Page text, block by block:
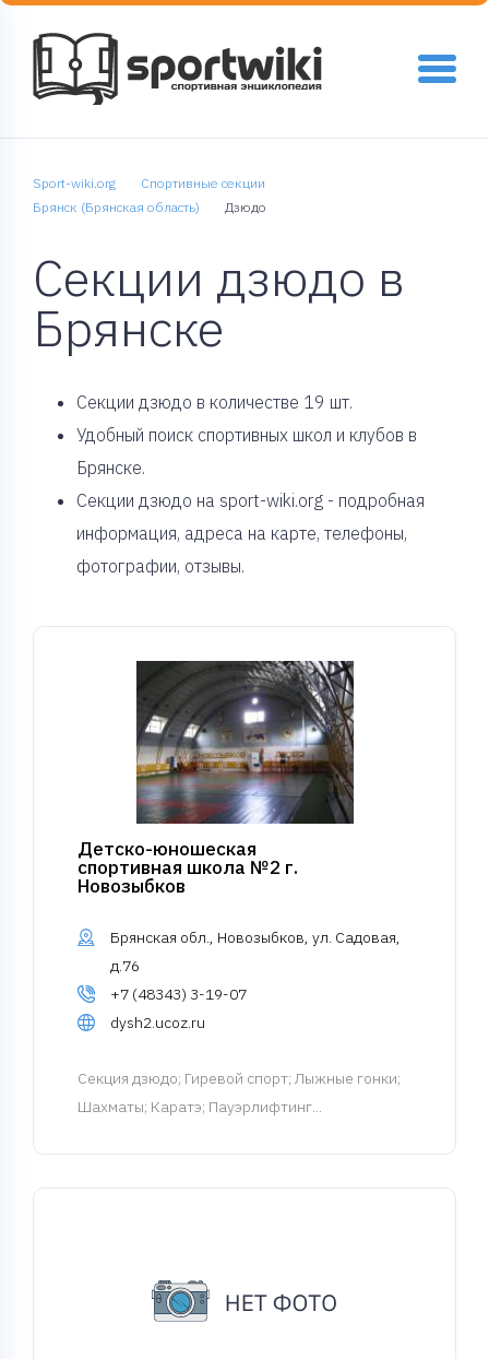
Sport-wiki.org
Спортивные секции
Брянск (Брянская область)
Дзюдо
Секции дзюдо в
Брянске
Cекции дзюдо в количестве 19 шт.
Удобный поиск спортивных школ и клубов в
Брянске.
Секции дзюдо на sport-wiki.org - подробная
информация, адреса на карте, телефоны,
фотографии, отзывы.
Детско-юношеская
спортивная школа №2 г.
Новозыбков
Брянская обл., Новозыбков, ул. Садовая,
д.76
+7 (48343) 3-19-07
dysh2.ucoz.ru
Cекция дзюдо; Гиревой спорт; Лыжные гонки;
Шахматы; Каратэ; Пауэрлифтинг...